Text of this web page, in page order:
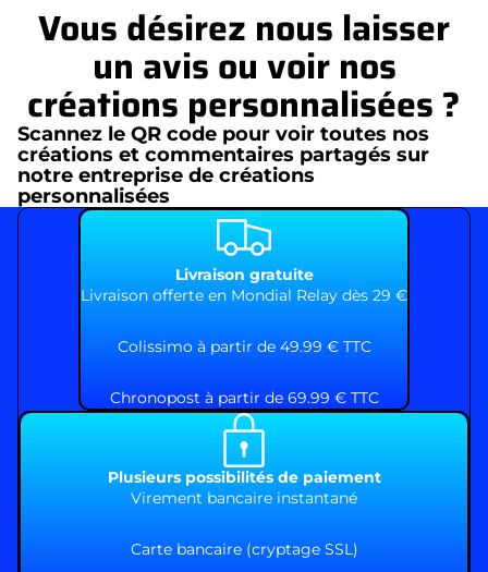
Vous désirez nous laisser
un avis ou voir nos
créations personnalisées ?
Scannez le QR code pour voir toutes nos
créations et commentaires partagés sur
notre entreprise de créations
personnalisées
Livraison gratuite
Livraison offerte en Mondial Relay dès 29 €
Colissimo à partir de 49.99 € TTC
Chronopost à partir de 69.99 € TTC
Plusieurs possibilités de paiement
Virement bancaire instantané
Carte bancaire (cryptage SSL)